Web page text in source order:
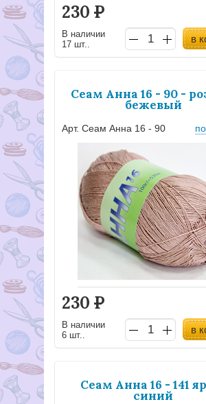
230 Р
В наличии
17 шт..
в
Сеам Анна 16 - 90 -
бежевый
Арт. Сеам Анна 16 - 90
230 Р
В наличии
6 шт..
в
Сеам Анна 16 - 141
синий